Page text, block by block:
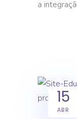
a
15
ABR